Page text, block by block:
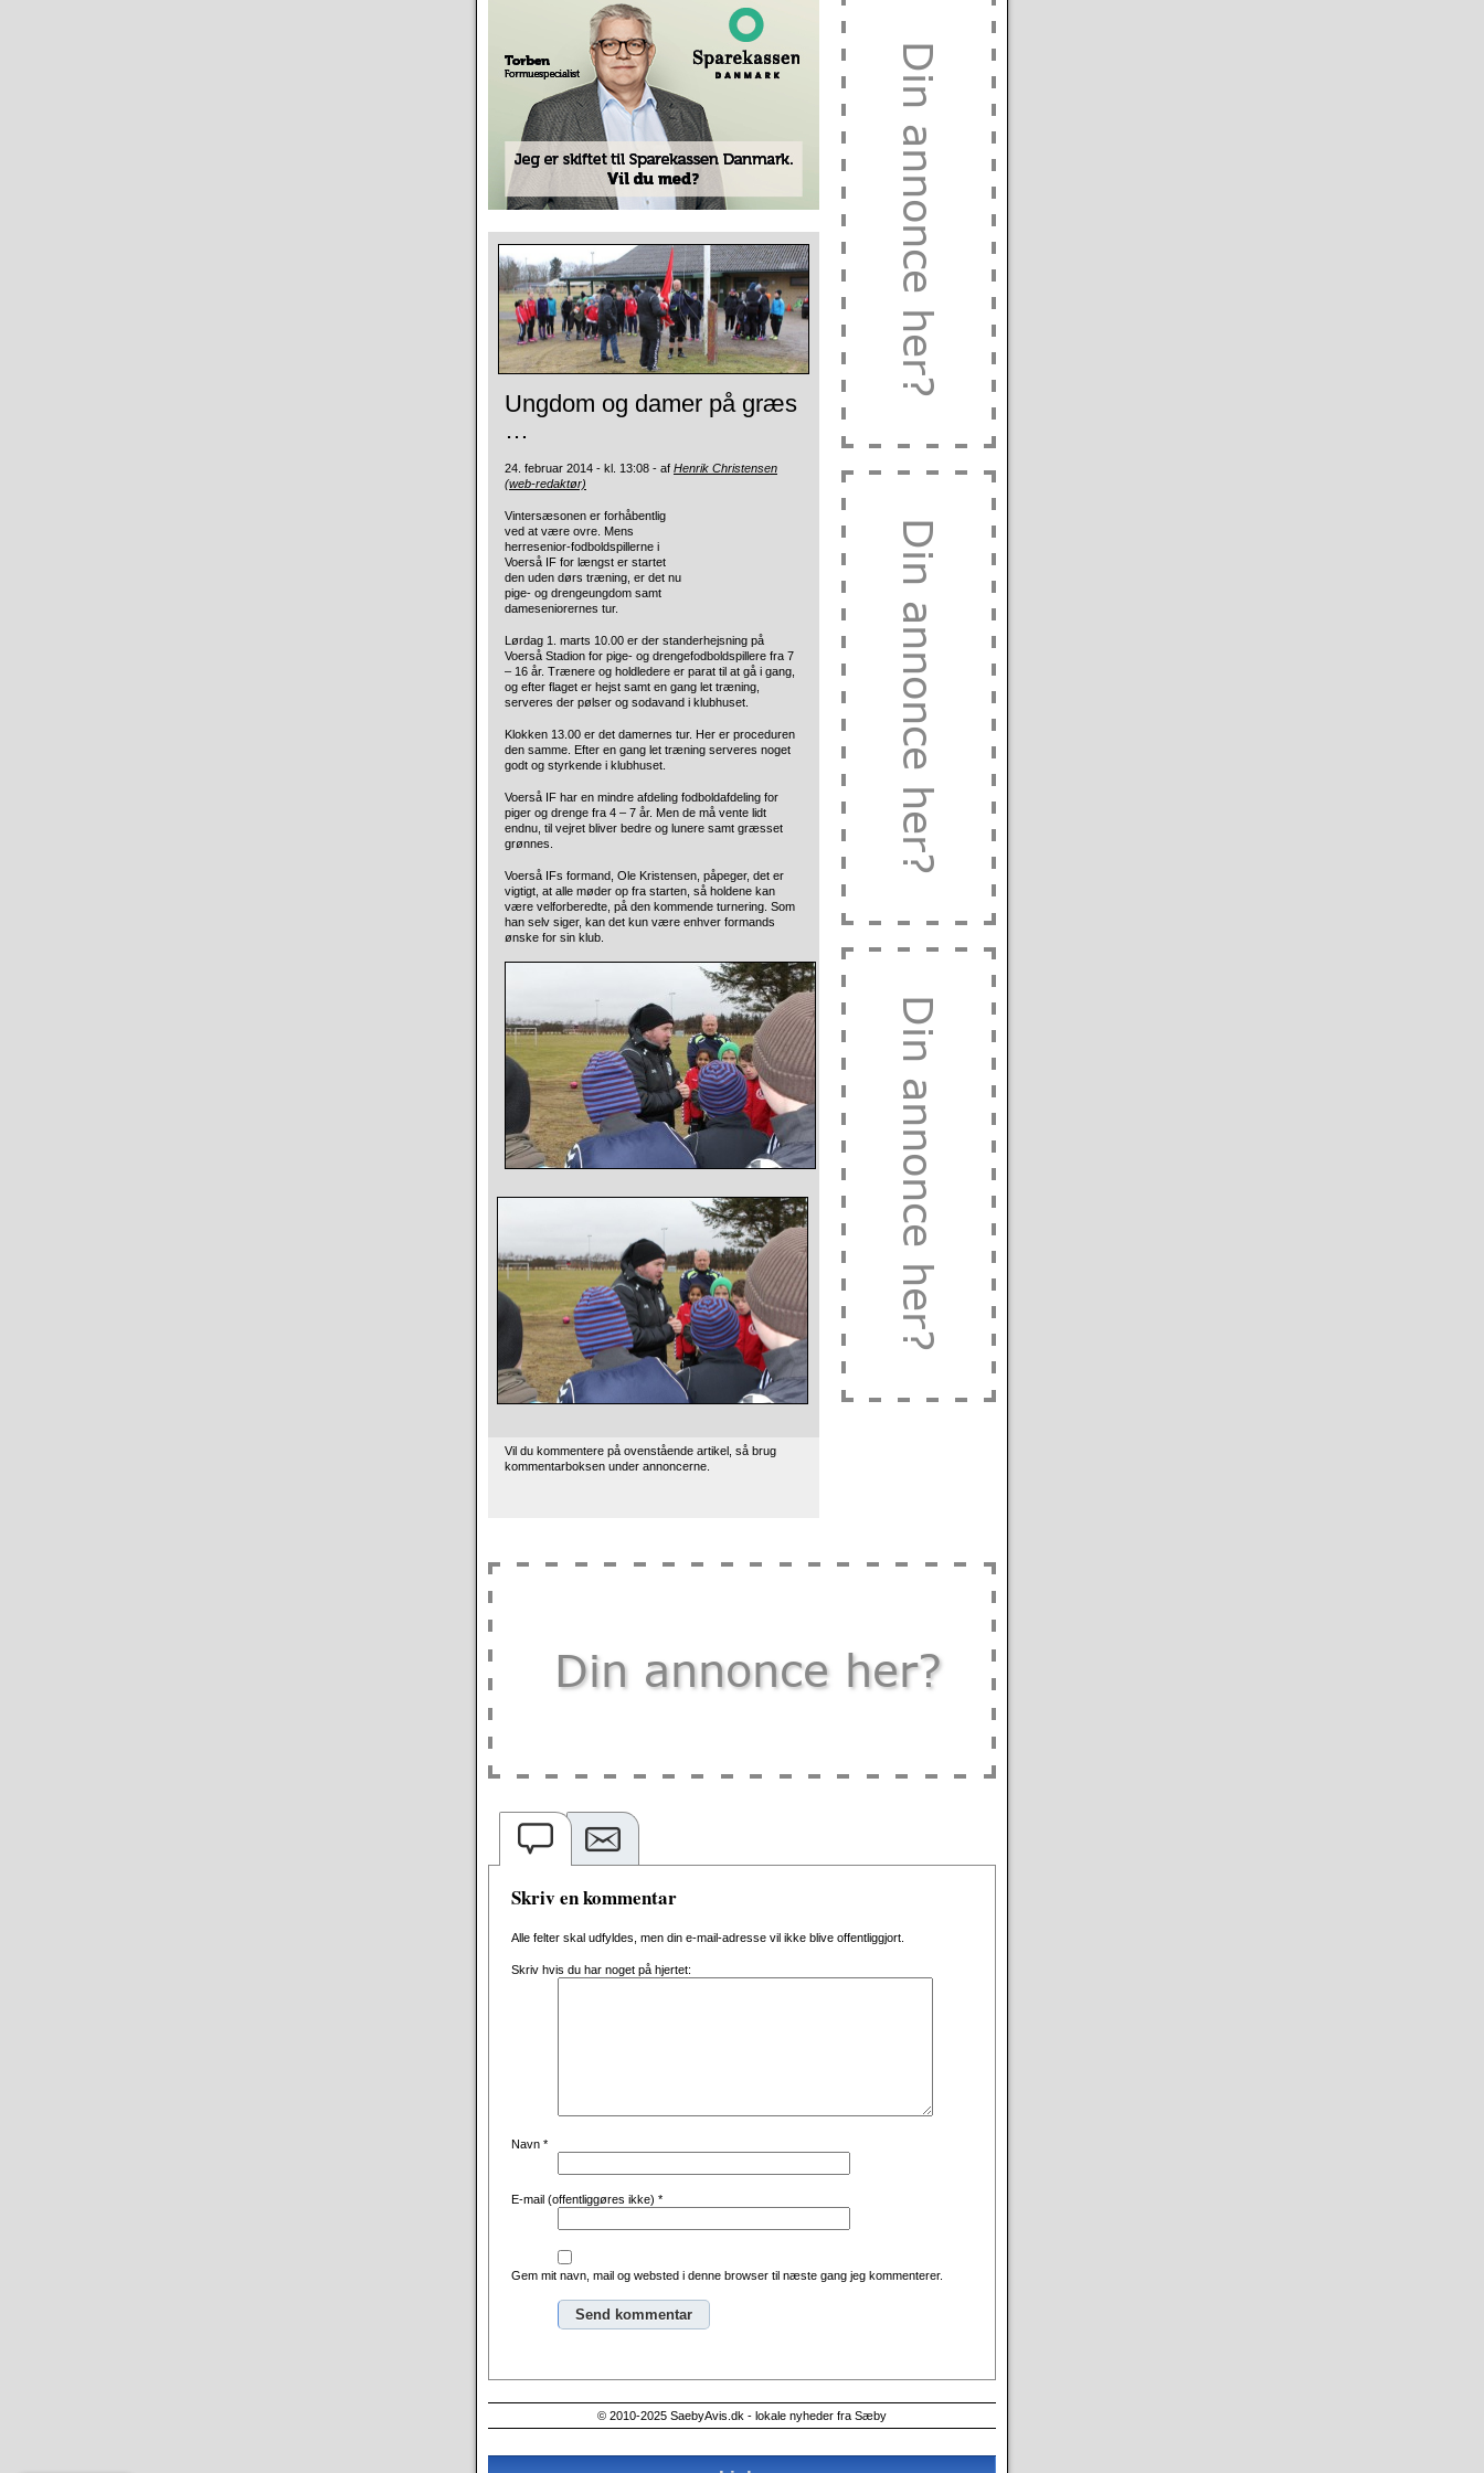
Ungdom og damer på græs
…
24. februar 2014 - kl. 13:08 - af Henrik Christensen
(web-redaktør)
Vintersæsonen er forhåbentlig
ved at være ovre. Mens
herresenior-fodboldspillerne i
Voerså IF for længst er startet
den uden dørs træning, er det nu
pige- og drengeungdom samt
dameseniorernes tur.
Lørdag 1. marts 10.00 er der standerhejsning på
Voerså Stadion for pige- og drengefodboldspillere fra 7
– 16 år. Trænere og holdledere er parat til at gå i gang,
og efter flaget er hejst samt en gang let træning,
serveres der pølser og sodavand i klubhuset.
Klokken 13.00 er det damernes tur. Her er proceduren
den samme. Efter en gang let træning serveres noget
godt og styrkende i klubhuset.
Voerså IF har en mindre afdeling fodboldafdeling for
piger og drenge fra 4 – 7 år. Men de må vente lidt
endnu, til vejret bliver bedre og lunere samt græsset
grønnes.
Voerså IFs formand, Ole Kristensen, påpeger, det er
vigtigt, at alle møder op fra starten, så holdene kan
være velforberedte, på den kommende turnering. Som
han selv siger, kan det kun være enhver formands
ønske for sin klub.
Vil du kommentere på ovenstående artikel, så brug
kommentarboksen under annoncerne.
Skriv en kommentar
Alle felter skal udfyldes, men din e-mail-adresse vil ikke blive offentliggjort.
Skriv hvis du har noget på hjertet:
Navn *
E-mail (offentliggøres ikke) *
Gem mit navn, mail og websted i denne browser til næste gang jeg kommenterer.
© 2010-2025 SaebyAvis.dk - lokale nyheder fra Sæby